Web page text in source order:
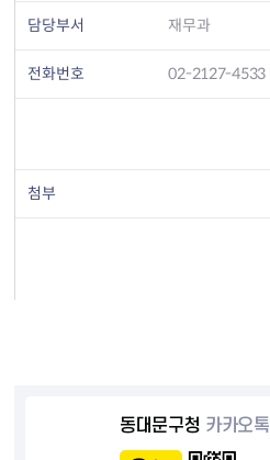
담당부서 재무과
전화번호 02-2127-4533
첨부
동대문구청 카카오